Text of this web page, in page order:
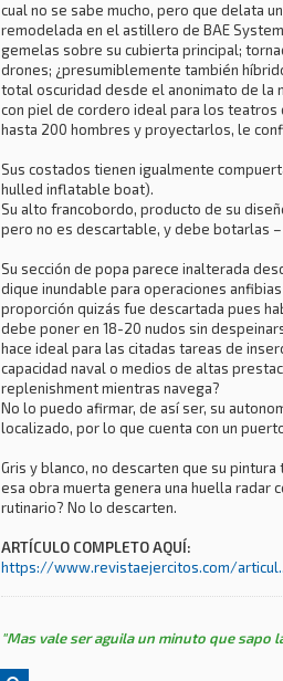
cual no se sabe mucho, pero que delata
remodelada en el astillero de BAE
gemelas sobre su cubierta principal;
drones; ¿presumiblemente también
total oscuridad desde el anonimato de la
con piel de cordero ideal para los teatros
hasta 200 hombres y proyectarlos, le
Sus costados tienen igualmente
hulled inflatable boat).
Su alto francobordo, producto de su
pero no es descartable, y debe botarlas
Su sección de popa parece inalterada
dique inundable para operaciones
proporción quizás fue descartada pues
debe poner en 18-20 nudos sin
hace ideal para las citadas tareas de
capacidad naval o medios de altas
replenishment mientras navega?
No lo puedo afirmar, de así ser, su
localizado, por lo que cuenta con un
Gris y blanco, no descarten que su
esa obra muerta genera una huella radar
rutinario? No lo descarten.
ARTÍCULO COMPLETO AQUÍ:
https://www.revistaejercitos.com/
"Mas vale ser aguila un minuto que sapo